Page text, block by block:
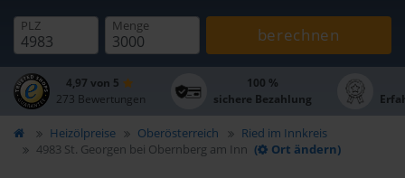
PLZ Menge berechnen
4,97 von 5
273 Bewertungen
100 %
sichere Bezahlung
Heizölpreise Oberösterreich
Ried im Innkreis
4983 St. Georgen bei Obernberg am Inn ( Ort ändern)